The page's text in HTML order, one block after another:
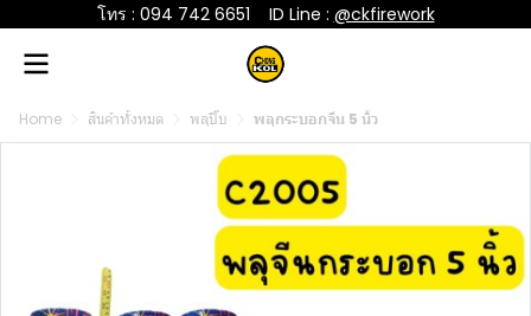
โทร : 094 742 6651 ID Line : @ckfirework
Home สินค้าทั้งหมด พลุปี๊บ พลุกระบอกจีน 5 นิ้ว